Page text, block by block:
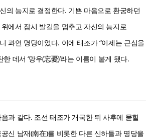
의 능지로 결정한다. 기쁜 마음으로 환궁하던
에서 잠시 발길을 멈추고 자신의 능지로
과연 명당이었다. 이에 태조가 “이제는 근심을
데서 ‘망우(忘憂)’라는 이름이 붙게 됐다.
과 같다. 조선 태조가 개국한 뒤 사후에 묻힐
신 남재(南在)를 비롯한 다른 신하들과 명당을